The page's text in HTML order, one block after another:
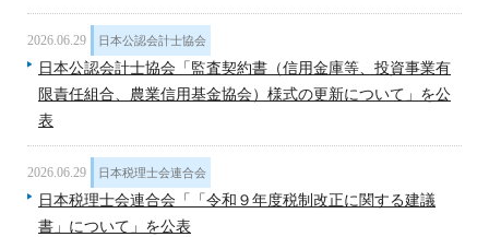
2026.06.29 日本公認会計士協会
日本公認会計士協会「監査契約書（信用金庫等、投資事業有
限責任組合、農業信用基金協会）様式の更新について」を公
表
2026.06.29 日本税理士会連合会
日本税理士会連合会「「令和９年度税制改正に関する建議
書」について」を公表